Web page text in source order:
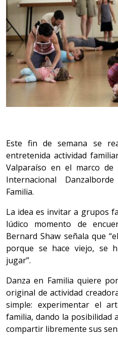
Este fin de semana se
entretenida actividad
Valparaíso en el marco
Internacional
Familia.
La idea es invitar a grupos
lúdico momento de
Bernard Shaw señala que
porque se hace viejo, se
jugar”.
Danza en Familia quiere
original de actividad
simple: experimentar el
familia, dando la posibilidad
compartir libremente sus